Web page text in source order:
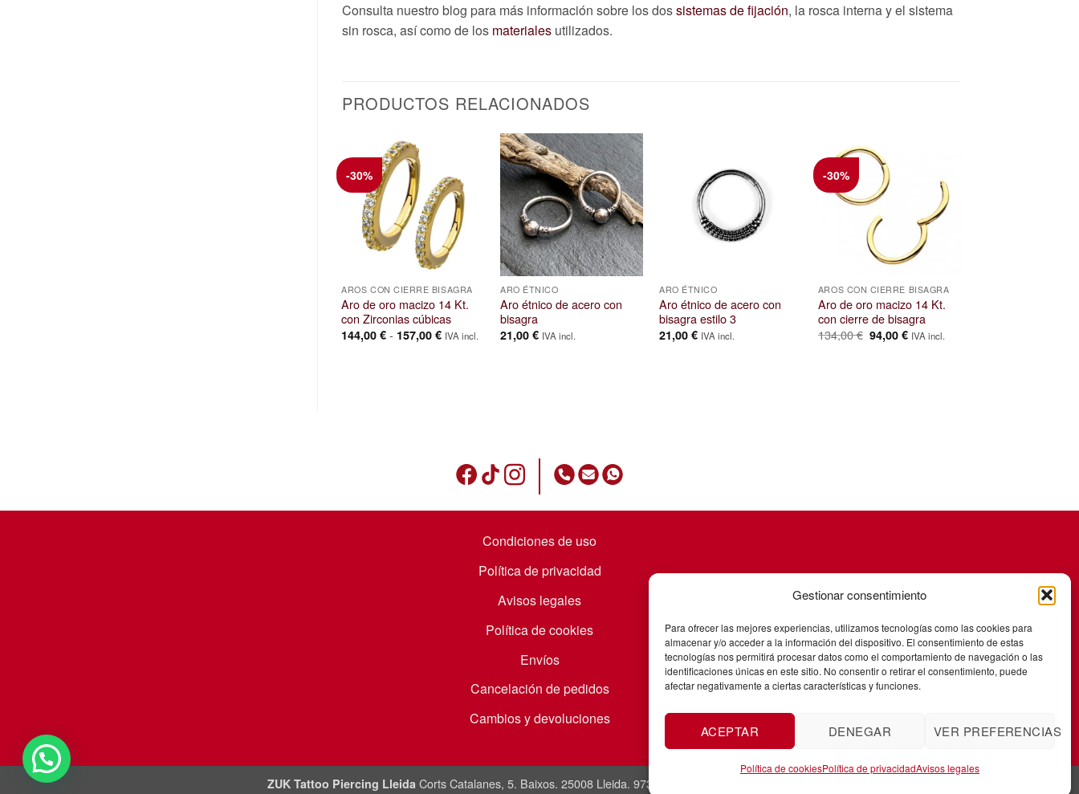
Gestionar consentimiento
Para ofrecer las mejores experiencias, utilizamos tecnologías como las cookies para
almacenar y/o acceder a la información del dispositivo. El consentimiento de estas
tecnologías nos permitirá procesar datos como el comportamiento de navegación o las
identificaciones únicas en este sitio. No consentir o retirar el consentimiento, puede
afectar negativamente a ciertas características y funciones.
ACEPTAR DENEGAR VER PREFERENCIAS
Política de cookiesPolítica de privacidadAvisos legales
Consulta nuestro blog para más información sobre los dossistemas de fijación, la rosca interna y el sistema
sin rosca, así como de los materialesutilizados.
PRODUCTOS RELACIONADOS
-30%
AROS CON CIERRE BISAGRA
Aro de oro macizo 14 Kt.
con Zirconias cúbicas
144,00€ - 157,00€Rango
de
IVA incl.
ARO ÉTNICO
Aro étnico de acero con
bisagra
21,00€ IVA incl.
ARO ÉTNICO
Aro étnico de acero con
bisagra estilo 3
21,00€ IVA incl.
-30%
AROS CON CIERRE BISAGRA
Aro de oro macizo 14 Kt.
con cierre de bisagra
134,00€ El
precio
94,00€El
precio
IVA incl.
Condiciones de uso
Política de privacidad
Avisos legales
Política de cookies
Envíos
Cancelación de pedidos
Cambios y devoluciones
ZUK Tattoo Piercing Lleida Corts Catalanes, 5. Baixos. 25008 Lleida. 973831865 / 601172693.